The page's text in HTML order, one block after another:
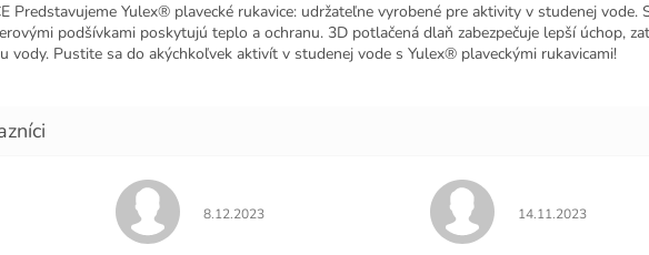
Predstavujeme Yulex® plavecké rukavice: udržateľne vyrobené pre aktivity v studenej
podšívkami poskytujú teplo a ochranu. 3D potlačená dlaň zabezpečuje lepší úchop,
vody. Pustite sa do akýchkoľvek aktivít v studenej vode s Yulex® plaveckými rukavicami!
je 4 z 5 hviezdičiek.
Hodnotenie obchodu je 5 z 5 hviezdičiek.
8.12.2023 Hodnotenie
14.11.2023